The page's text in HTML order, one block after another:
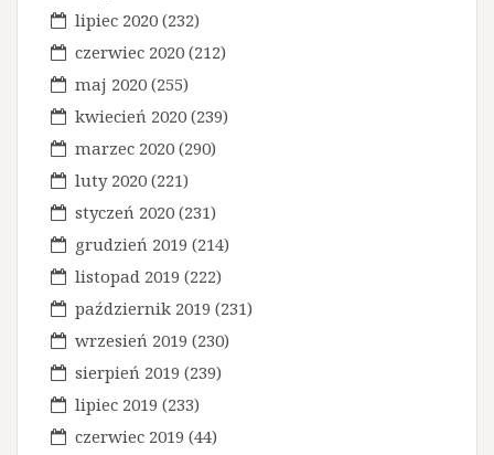
lipiec 2020 (232)
czerwiec 2020 (212)
maj 2020 (255)
kwiecień 2020 (239)
marzec 2020 (290)
luty 2020 (221)
styczeń 2020 (231)
grudzień 2019 (214)
listopad 2019 (222)
październik 2019 (231)
wrzesień 2019 (230)
sierpień 2019 (239)
lipiec 2019 (233)
czerwiec 2019 (44)